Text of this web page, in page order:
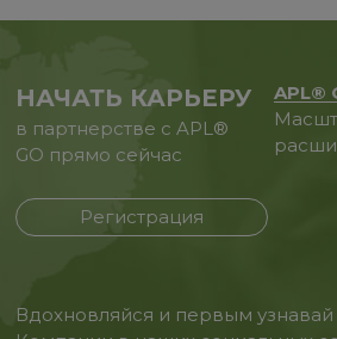
НАЧАТЬ КАРЬЕРУ
в партнерстве с APL®
GO прямо сейчас
Регистрация
APL®
Вдохновляйся и первым узнавай